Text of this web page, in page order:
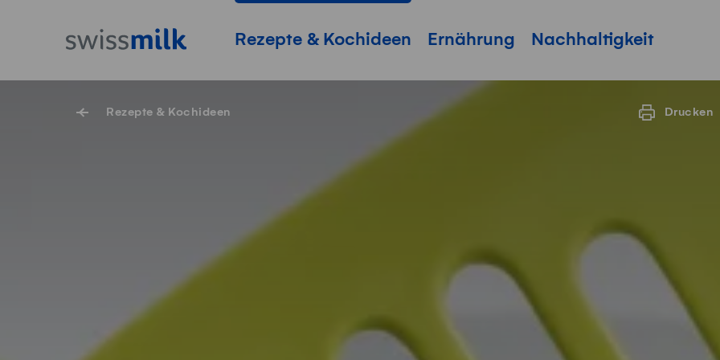
StartseiteHauptnavigation
Rezepte & Kochideen Ernährung Nachhaltigkeit
Rezepte & Kochideen Drucken